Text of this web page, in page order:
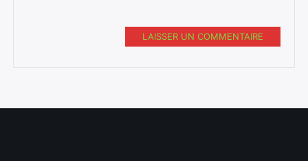
LAISSER UN COMMENTAIRE